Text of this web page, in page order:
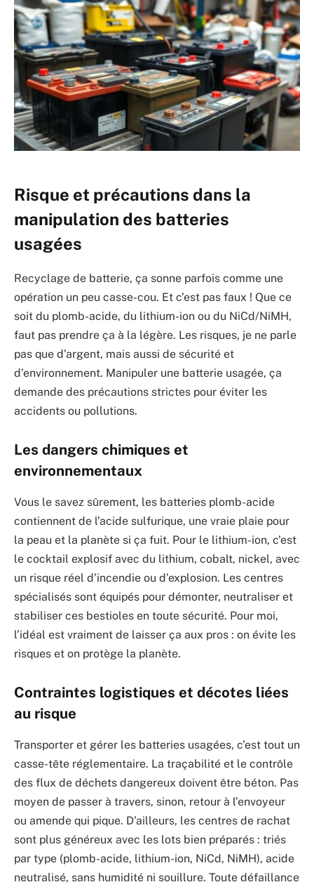
Risque et précautions dans la
manipulation des batteries
usagées
Recyclage de batterie, ça sonne parfois comme une
opération un peu casse-cou. Et c’est pas faux ! Que ce
soit du plomb-acide, du lithium-ion ou du NiCd/NiMH,
faut pas prendre ça à la légère. Les risques, je ne parle
pas que d’argent, mais aussi de sécurité et
d’environnement. Manipuler une batterie usagée, ça
demande des précautions strictes pour éviter les
accidents ou pollutions.
Les dangers chimiques et
environnementaux
Vous le savez sûrement, les batteries plomb-acide
contiennent de l’acide sulfurique, une vraie plaie pour
la peau et la planète si ça fuit. Pour le lithium-ion, c’est
le cocktail explosif avec du lithium, cobalt, nickel, avec
un risque réel d’incendie ou d’explosion. Les centres
spécialisés sont équipés pour démonter, neutraliser et
stabiliser ces bestioles en toute sécurité. Pour moi,
l’idéal est vraiment de laisser ça aux pros : on évite les
risques et on protège la planète.
Contraintes logistiques et décotes liées
au risque
Transporter et gérer les batteries usagées, c’est tout un
casse-tête réglementaire. La traçabilité et le contrôle
des flux de déchets dangereux doivent être béton. Pas
moyen de passer à travers, sinon, retour à l’envoyeur
ou amende qui pique. D’ailleurs, les centres de rachat
sont plus généreux avec les lots bien préparés : triés
par type (plomb-acide, lithium-ion, NiCd, NiMH), acide
neutralisé, sans humidité ni souillure. Toute défaillance